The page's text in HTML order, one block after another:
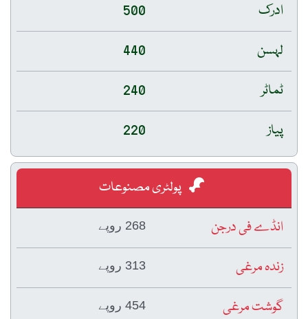
ادرک
500
لہسن
440
ٹماٹر
240
پیاز
220
پولٹری مصنوعات
انڈے فی درجن
268 روپے
زندہ مرغی 313 روپے
گوشت مرغی 454 روپے